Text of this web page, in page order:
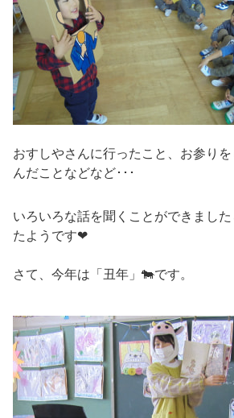
おすしやさんに行ったこと、お参り
んだことなどなど･･･
いろいろな話を聞くことができまし
たようです❤
さて、今年は「丑年」🐄です。